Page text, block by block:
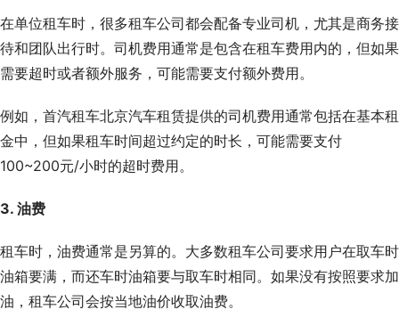
在单位租车时，很多租车公司都会配备专业司机，尤其是商务接
待和团队出行时。司机费用通常是包含在租车费用内的，但如果
需要超时或者额外服务，可能需要支付额外费用。
例如，首汽租车北京汽车租赁提供的司机费用通常包括在基本租
金中，但如果租车时间超过约定的时长，可能需要支付
100~200元/小时的超时费用。
3. 油费
租车时，油费通常是另算的。大多数租车公司要求用户在取车时
油箱要满，而还车时油箱要与取车时相同。如果没有按照要求加
油，租车公司会按当地油价收取油费。